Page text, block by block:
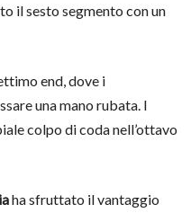
il sesto segmento con un
end, dove i
una mano rubata. I
colpo di coda nell’ottavo
ha sfruttato il vantaggio